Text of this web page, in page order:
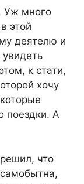
Уж много
этой
деятелю и
увидеть
к стати,
хочу
поездки. А
что